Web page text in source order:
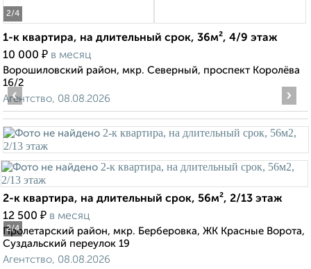
2/4
1-к квартира, на длительный срок, 36м², 4/9 этаж
10 000 ₽ в месяц
Ворошиловский район, мкр. Северный, проспект Королёва
16/2
Агентство, 08.08.2026
2/4
‹ ›
2-к квартира, на длительный срок, 56м², 2/13 этаж
12 500 ₽ в месяц
Пролетарский район, мкр. Берберовка, ЖК Красные Ворота,
Суздальский переулок 19
Агентство, 08.08.2026